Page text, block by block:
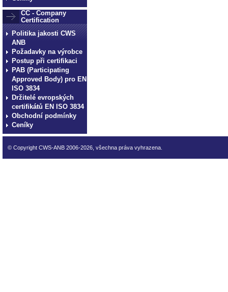
CC - Company
Certification
Politika jakosti CWS
ANB
Požadavky na výrobce
Postup při certifikaci
PAB (Participating
Approved Body) pro EN
ISO 3834
Držitelé evropských
certifikátů EN ISO 3834
Obchodní podmínky
Ceníky
© Copyright CWS-ANB 2006-2026, všechna práva vyhrazena.